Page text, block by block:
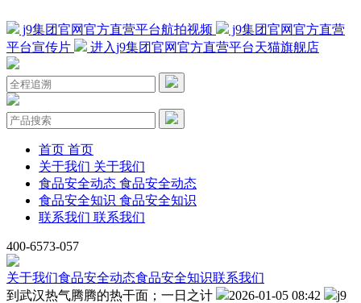
j9集团官网官方直营平台航拍视频
j9集团官网官方直营
平台宣传片
进入j9集团官网官方直营平台天猫旗舰店
首页 首页
关于我们 关于我们
食品安全动态 食品安全动态
食品安全知识 食品安全知识
联系我们 联系我们
400-6573-057
关于我们食品安全动态食品安全知识联系我们
到武汉热气腾腾的热干面；一日之计
2026-01-05 08:42
j9